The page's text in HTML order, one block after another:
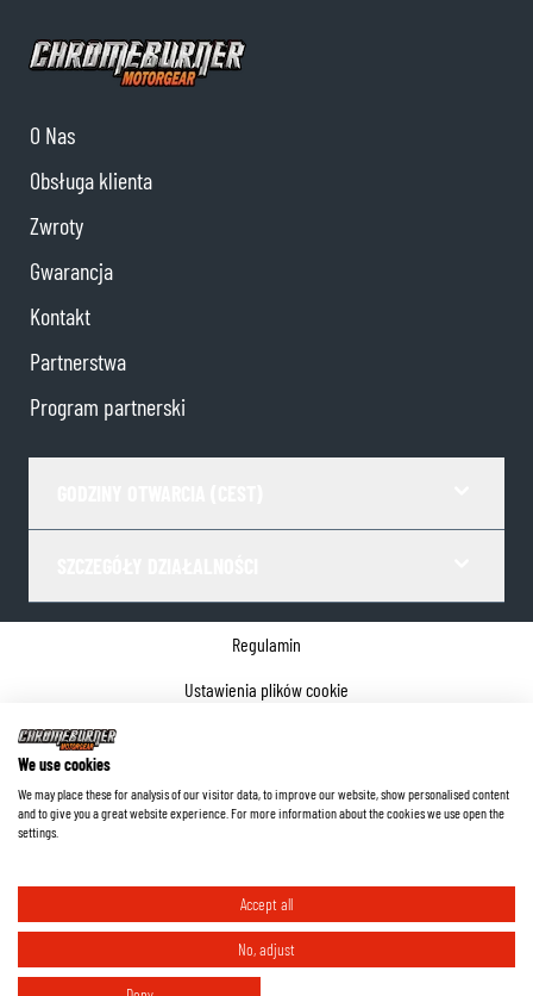
O Nas
Obsługa klienta
Zwroty
Gwarancja
Kontakt
Partnerstwa
Program partnerski
Regulamin
Ustawienia plików cookie
©2026ChromeBurner - Wszelkie prawa zastrzeżone.
We use cookies
We may place these for analysis of our visitor data, to improve our website, show personalised content
and to give you a great website experience. For more information about the cookies we use open the
settings.
Accept all
No, adjust